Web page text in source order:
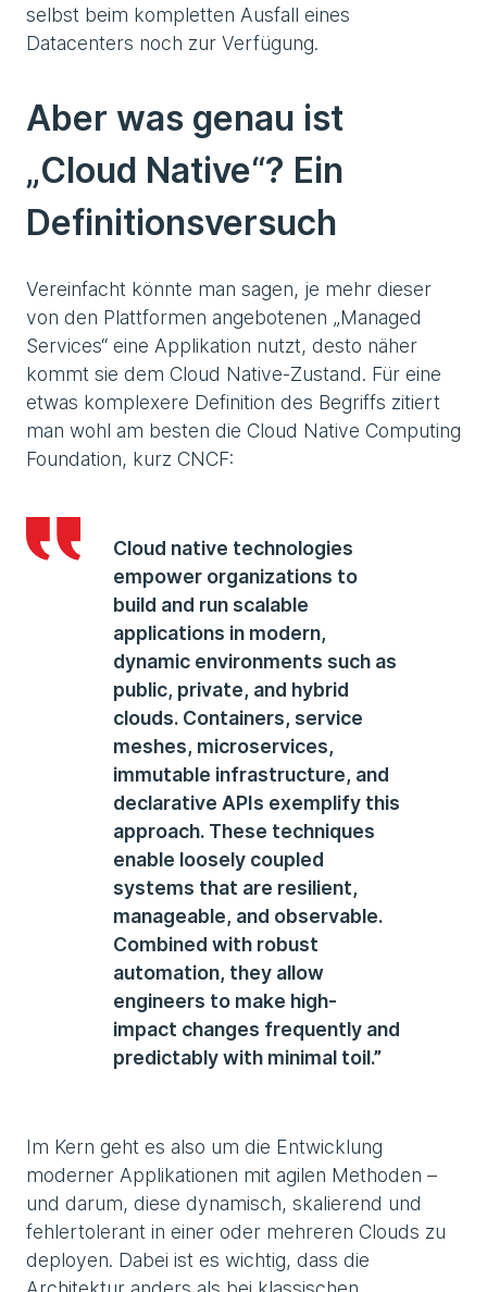
selbst beim kompletten Ausfall eines
Datacenters noch zur Verfügung.
Aber was genau ist
„Cloud Native“? Ein
Definitionsversuch
Vereinfacht könnte man sagen, je mehr dieser
von den Plattformen angebotenen „Managed
Services“ eine Applikation nutzt, desto näher
kommt sie dem Cloud Native-Zustand. Für eine
etwas komplexere Definition des Begriffs zitiert
man wohl am besten die Cloud Native Computing
Foundation, kurz CNCF:
Cloud native technologies
empower organizations to
build and run scalable
applications in modern,
dynamic environments such as
public, private, and hybrid
clouds. Containers, service
meshes, microservices,
immutable infrastructure, and
declarative APIs exemplify this
approach. These techniques
enable loosely coupled
systems that are resilient,
manageable, and observable.
Combined with robust
automation, they allow
engineers to make high-
impact changes frequently and
predictably with minimal toil.”
Im Kern geht es also um die Entwicklung
moderner Applikationen mit agilen Methoden –
und darum, diese dynamisch, skalierend und
fehlertolerant in einer oder mehreren Clouds zu
deployen. Dabei ist es wichtig, dass die